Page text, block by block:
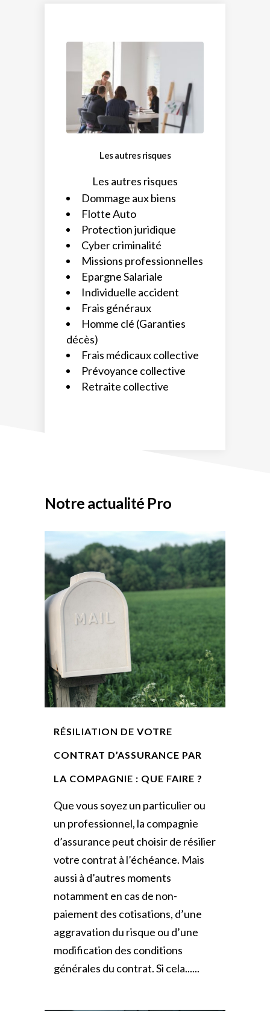
Les autres risques
Les autres risques
Dommage aux biens
Flotte Auto
Protection juridique
Cyber criminalité
Missions professionnelles
Epargne Salariale
Individuelle accident
Frais généraux
Homme clé (Garanties
décès)
Frais médicaux collective
Prévoyance collective
Retraite collective
Notre actualité Pro
RÉSILIATION DE VOTRE
CONTRAT D’ASSURANCE PAR
LA COMPAGNIE : QUE FAIRE ?
Que vous soyez un particulier ou
un professionnel, la compagnie
d’assurance peut choisir de résilier
votre contrat à l’échéance. Mais
aussi à d’autres moments
notamment en cas de non-
paiement des cotisations, d’une
aggravation du risque ou d’une
modification des conditions
générales du contrat. Si cela......